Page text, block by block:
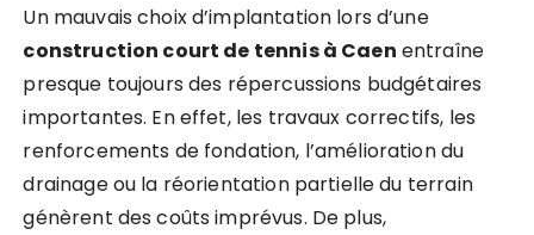
Un mauvais choix d’implantation lors d’une
construction court de tennis à Caen entraîne
presque toujours des répercussions budgétaires
importantes. En effet, les travaux correctifs, les
renforcements de fondation, l’amélioration du
drainage ou la réorientation partielle du terrain
génèrent des coûts imprévus. De plus,